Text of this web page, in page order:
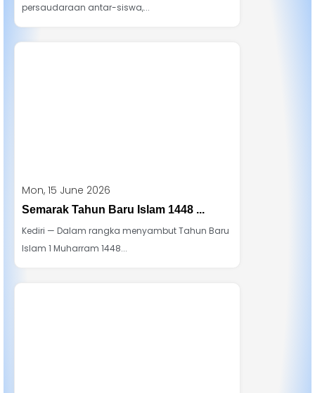
persaudaraan antar-siswa,...
Mon, 15 June 2026
Semarak Tahun Baru Islam 1448 ...
Kediri — Dalam rangka menyambut Tahun Baru
Islam 1 Muharram 1448...